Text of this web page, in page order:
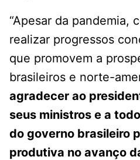
“Apesar da pandemia,
realizar progressos
que promovem a
brasileiros e norte-
agradecer ao
seus ministros e a
do governo brasileiro
produtiva no avanço